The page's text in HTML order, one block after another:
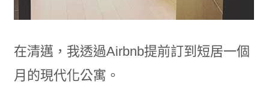
在清邁，我透過Airbnb提前訂到短居一個
月的現代化公寓。